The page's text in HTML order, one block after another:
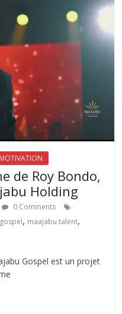
MOTIVATION
de Roy Bondo,
Holding
0 Comments
, maajabu talent,
Gospel est un projet